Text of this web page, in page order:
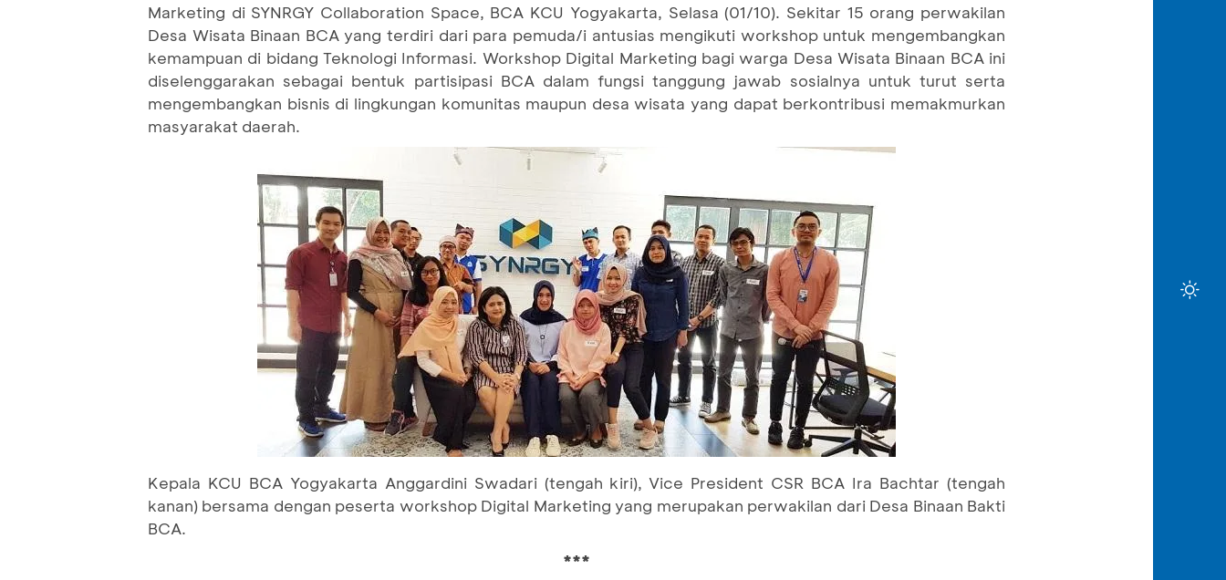
Marketing di SYNRGY Collaboration Space, BCA KCU Yogyakarta, Selasa (01/10). Sekitar 15 orang perwakilan
Desa Wisata Binaan BCA yang terdiri dari para pemuda/i antusias mengikuti workshop untuk mengembangkan
kemampuan di bidang Teknologi Informasi. Workshop Digital Marketing bagi warga Desa Wisata Binaan BCA ini
diselenggarakan sebagai bentuk partisipasi BCA dalam fungsi tanggung jawab sosialnya untuk turut serta
mengembangkan bisnis di lingkungan komunitas maupun desa wisata yang dapat berkontribusi memakmurkan
masyarakat daerah.
Kepala KCU BCA Yogyakarta Anggardini Swadari (tengah kiri), Vice President CSR BCA Ira Bachtar (tengah
kanan) bersama dengan peserta workshop Digital Marketing yang merupakan perwakilan dari Desa Binaan Bakti
BCA.
***